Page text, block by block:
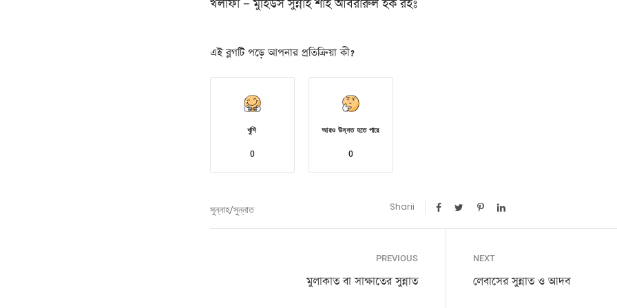
খলীফা – মুহিউস সুন্নাহ শাহ আবরারুল হক রহঃ
এই ব্লগটি পড়ে আপনার প্রতিক্রিয়া কী?
খুশি
0
আরও উন্নত হতে পারে
0
সুন্নাহ/সুন্নাত Sharii
PREVIOUS
মুলাকাত বা সাক্ষাতের সুন্নাত
NEXT
লেবাসের সুন্নাত ও আদব